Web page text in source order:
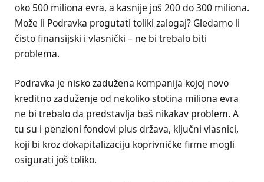
oko 500 miliona evra, a kasnije još 200 do 300 miliona.
Može li Podravka progutati toliki zalogaj? Gledamo li
čisto finansijski i vlasnički – ne bi trebalo biti
problema.
Podravka je nisko zadužena kompanija kojoj novo
kreditno zaduženje od nekoliko stotina miliona evra
ne bi trebalo da predstavlja baš nikakav problem. A
tu su i penzioni fondovi plus država, ključni vlasnici,
koji bi kroz dokapitalizaciju koprivničke firme mogli
osigurati još toliko.